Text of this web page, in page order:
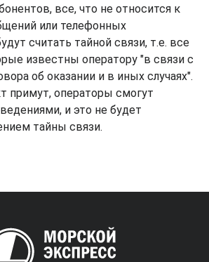
все, что не относится к
или телефонных
считать тайной связи, т.е. все
известны оператору "в связи с
об оказании и в иных случаях".
примут, операторы смогут
и это не будет
тайны связи.